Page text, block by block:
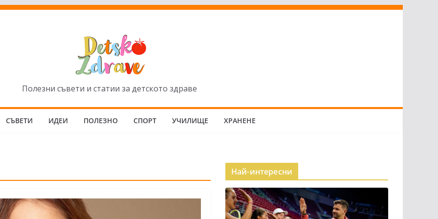
Полезни съвети и статии за детското здраве
СЪВЕТИ ИДЕИ ПОЛЕЗНО СПОРТ УЧИЛИЩЕ ХРАНЕНЕ
Най-интересни